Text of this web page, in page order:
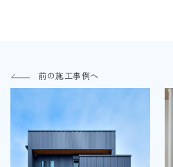
前の施工事例へ